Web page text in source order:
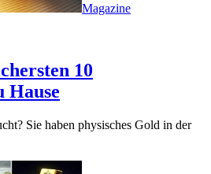
Magazine
10
Hause
Sie haben physisches Gold in der